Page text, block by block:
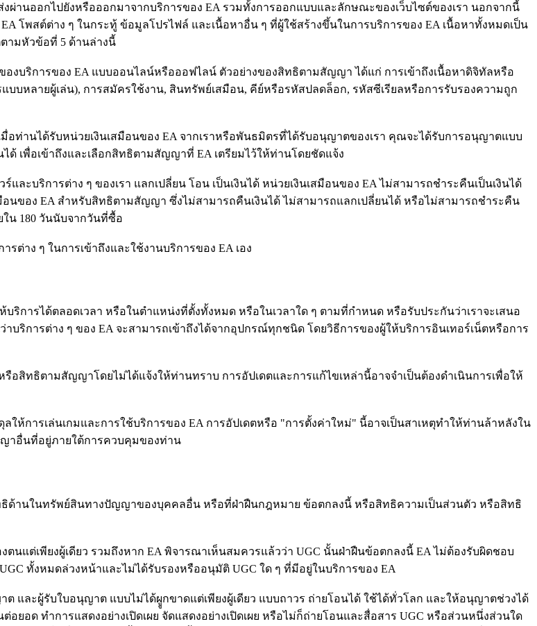
นออกไปยังหรือออกมาจากบริการของ EA รวมทั้งการออกแบบและลักษณะของเว็บไซต์ของเรา นอกจากนี้
โพสต์ต่าง ๆ ในกระทู้ ข้อมูลโปรไฟล์ และเนื้อหาอื่น ๆ ที่ผู้ใช้สร้างขึ้นในการบริการของ EA เนื้อหาทั้งหมดเป็น
ามหัวข้อที่ 5 ด้านล่างนี้
บริการของ EA แบบออนไลน์หรือออฟไลน์ ตัวอย่างของสิทธิตามสัญญา ได้แก่ การเข้าถึงเนื้อหาดิจิทัลหรือ
บบหลายผู้เล่น), การสมัครใช้งาน, สินทรัพย์เสมือน, คีย์หรือรหัสปลดล็อก, รหัสซีเรียลหรือการรับรองความถูก
อท่านได้รับหน่วยเงินเสมือนของ EA จากเราหรือพันธมิตรที่ได้รับอนุญาตของเรา คุณจะได้รับการอนุญาตแบบ
ด้ เพื่อเข้าถึงและเลือกสิทธิตามสัญญาที่ EA เตรียมไว้ให้ท่านโดยชัดแจ้ง
ะบริการต่าง ๆ ของเรา แลกเปลี่ยน โอน เป็นเงินได้ หน่วยเงินเสมือนของ EA ไม่สามารถชำระคืนเป็นเงินได้
นของ EA สำหรับสิทธิตามสัญญา ซึ่งไม่สามารถคืนเงินได้ ไม่สามารถแลกเปลี่ยนได้ หรือไม่สามารถชำระคืน
น 180 วันนับจากวันที่ซื้อ
ต่าง ๆ ในการเข้าถึงและใช้งานบริการของ EA เอง
การได้ตลอดเวลา หรือในตำแหน่งที่ตั้งทั้งหมด หรือในเวลาใด ๆ ตามที่กำหนด หรือรับประกันว่าเราจะเสนอ
บริการต่าง ๆ ของ EA จะสามารถเข้าถึงได้จากอุปกรณ์ทุกชนิด โดยวิธีการของผู้ให้บริการอินเทอร์เน็ตหรือการ
อสิทธิตามสัญญาโดยไม่ได้แจ้งให้ท่านทราบ การอัปเดตและการแก้ไขเหล่านี้อาจจำเป็นต้องดำเนินการเพื่อให้
ให้การเล่นเกมและการใช้บริการของ EA การอัปเดตหรือ "การตั้งค่าใหม่" นี้อาจเป็นสาเหตุทำให้ท่านล้าหลังใน
าอื่นที่อยู่ภายใต้การควบคุมของท่าน
ธิด้านในทรัพย์สินทางปัญญาของบุคคลอื่น หรือที่ฝ่าฝืนกฎหมาย ข้อตกลงนี้ หรือสิทธิความเป็นส่วนตัว หรือสิทธิ
นแต่เพียงผู้เดียว รวมถึงหาก EA พิจารณาเห็นสมควรแล้วว่า UGC นั้นฝ่าฝืนข้อตกลงนี้ EA ไม่ต้องรับผิดชอบ
ทั้งหมดล่วงหน้าและไม่ได้รับรองหรืออนุมัติ UGC ใด ๆ ที่มีอยู่ในบริการของ EA
และผู้รับใบอนุญาต แบบไม่ได้ผููกขาดแต่เพียงผู้เดียว แบบถาวร ถ่ายโอนได้ ใช้ได้ทั่วโลก และให้อนุญาตช่วงได้
ยอด ทำการแสดงอย่างเปิดเผย จัดแสดงอย่างเปิดเผย หรือไม่ก็ถ่ายโอนและสื่อสาร UGC หรือส่วนหนึ่งส่วนใด